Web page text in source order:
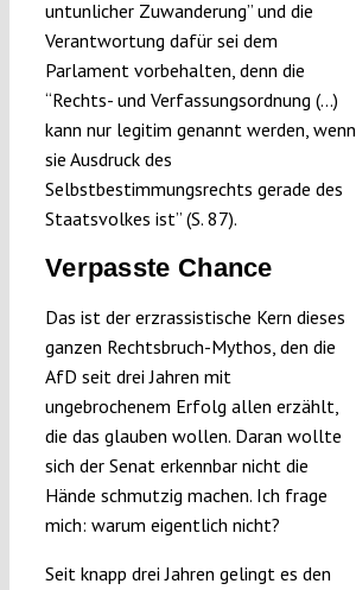
untunlicher Zuwanderung” und die
Verantwortung dafür sei dem
Parlament vorbehalten, denn die
“Rechts- und Verfassungsordnung (…)
kann nur legitim genannt werden, wenn
sie Ausdruck des
Selbstbestimmungsrechts gerade des
Staatsvolkes ist” (S. 87).
Verpasste Chance
Das ist der erzrassistische Kern dieses
ganzen Rechtsbruch-Mythos, den die
AfD seit drei Jahren mit
ungebrochenem Erfolg allen erzählt,
die das glauben wollen. Daran wollte
sich der Senat erkennbar nicht die
Hände schmutzig machen. Ich frage
mich: warum eigentlich nicht?
Seit knapp drei Jahren gelingt es den